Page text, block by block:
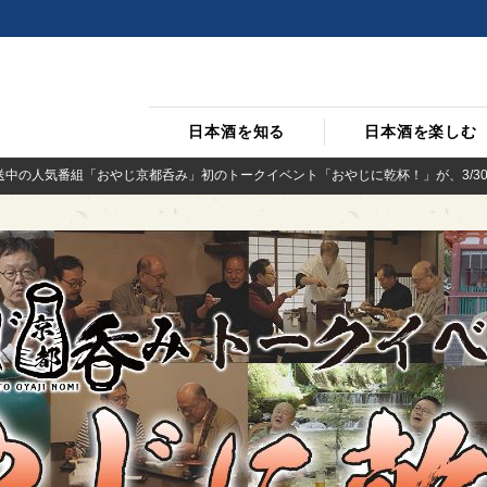
日本酒を知る 日本酒を楽しむ
中の人気番組「おやじ京都呑み」初のトークイベント「おやじに乾杯！」が、3/